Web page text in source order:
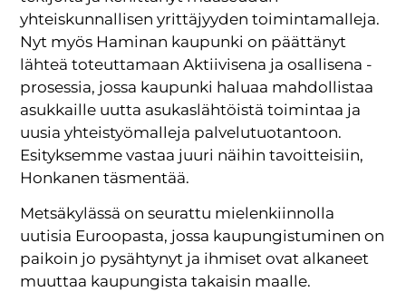
yhteiskunnallisen yrittäjyyden toimintamalleja.
Nyt myös Haminan kaupunki on päättänyt
lähteä toteuttamaan Aktiivisena ja osallisena -
prosessia, jossa kaupunki haluaa mahdollistaa
asukkaille uutta asukaslähtöistä toimintaa ja
uusia yhteistyömalleja palvelutuotantoon.
Esityksemme vastaa juuri näihin tavoitteisiin,
Honkanen täsmentää.
Metsäkylässä on seurattu mielenkiinnolla
uutisia Euroopasta, jossa kaupungistuminen on
paikoin jo pysähtynyt ja ihmiset ovat alkaneet
muuttaa kaupungista takaisin maalle.